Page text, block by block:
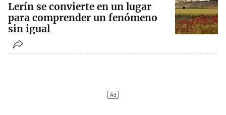
Lerín se convierte en un lugar
para comprender un fenómeno
sin igual